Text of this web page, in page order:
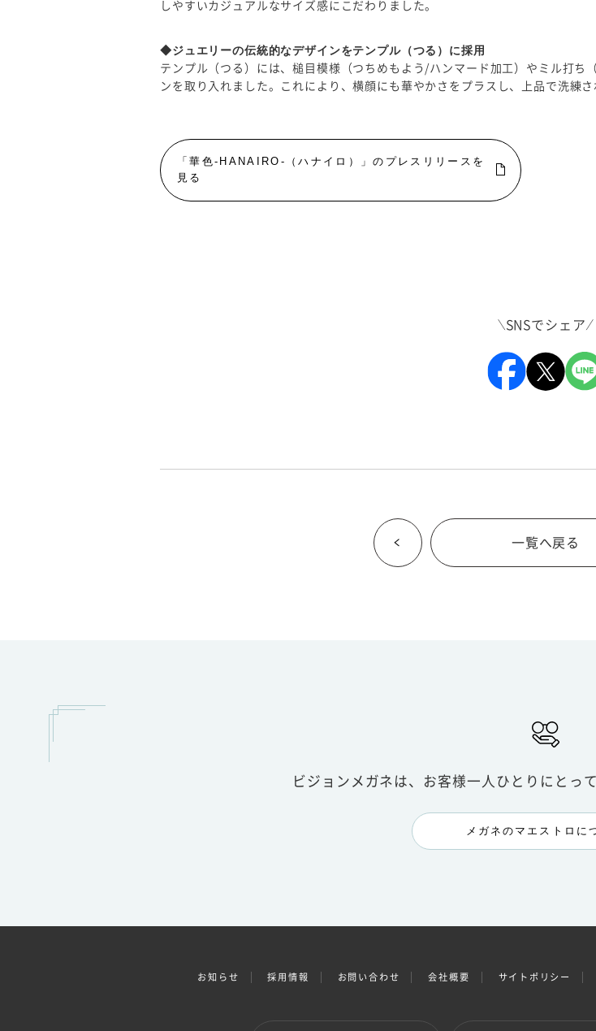
しやすいカジュアルなサイズ感にこだわりました。
◆ジュエリーの伝統的なデザインをテンプル（つる）に採用
テンプル（つる）には、槌目模様（つちめもよう/ハンマード加工）やミル打ち
ンを取り入れました。これにより、横顔にも華やかさをプラスし、上品で洗練さ
「華色‐HANAIRO-（ハナイロ）」のプレスリリースを
見る
SNSでシェア
一覧へ戻る
ビジョンメガネは、お客様一人ひとりにとって
メガネのマエストロに
お知らせ 採用情報 お問い合わせ 会社概要 サイトポリシー